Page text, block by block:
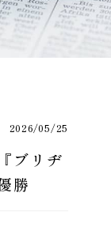
2026/05/25
ブリヂ
勝